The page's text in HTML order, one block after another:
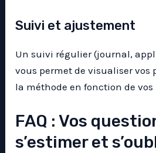
Suivi et ajustement
Un suivi régulier (journal,
vous permet de visualiser vos
la méthode en fonction de vos
FAQ : Vos
s’estimer et